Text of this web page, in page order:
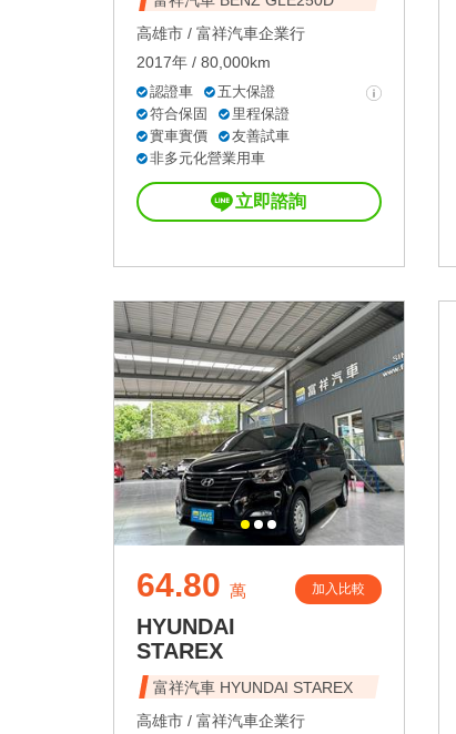
高雄市 / 富祥汽車企業行
2017年 / 80,000km
認證車
五大保證
符合保固
里程保證
實車實價
友善試車
非多元化營業用車
立即諮詢
64.80 萬 加入比較
HYUNDAI
STAREX
富祥汽車 HYUNDAI STAREX
高雄市 / 富祥汽車企業行